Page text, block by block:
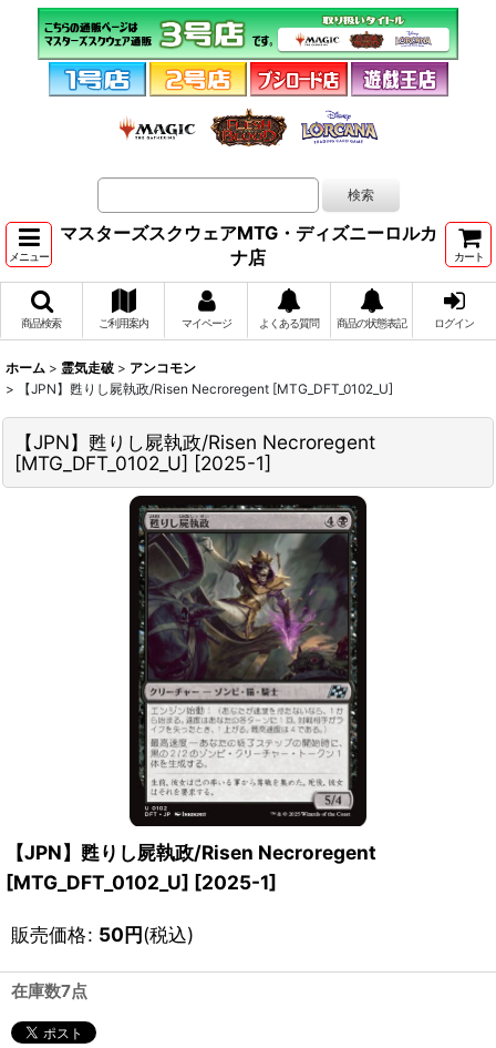
メニュー
マスターズスクウェアMTG・ディズニーロルカ
ナ店
カート
商品検索 ご利用案内 マイページ よくある質問 商品の状態表記 ログイン
ホーム > 霊気走破 > アンコモン
>
【JPN】甦りし屍執政/Risen Necroregent [MTG_DFT_0102_U]
【JPN】甦りし屍執政/Risen Necroregent
[MTG_DFT_0102_U] [2025-1]
【JPN】甦りし屍執政/Risen Necroregent
[MTG_DFT_0102_U] [2025-1]
販売価格: 50円(税込)
在庫数7点